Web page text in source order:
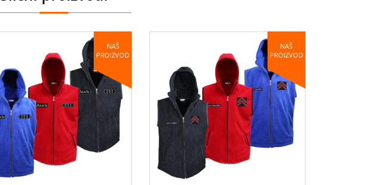
NAŠ
PROIZVOD
NAŠ
PROIZVOD